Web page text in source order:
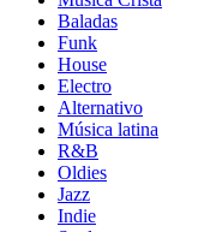
Baladas
Funk
House
Electro
Alternativo
Música latina
R&B
Oldies
Jazz
Indie